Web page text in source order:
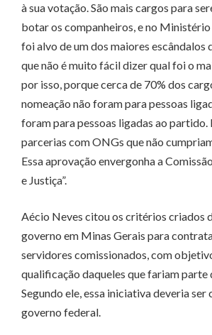
à sua votação. São mais cargos para
botar os companheiros, e no
foi alvo de um dos maiores escândalos
que não é muito fácil dizer qual foi o
por isso, porque cerca de 70% dos
nomeação não foram para pessoas
foram para pessoas ligadas ao partido.
parcerias com ONGs que não
Essa aprovação envergonha a
e Justiça”.
Aécio Neves citou os critérios criados
governo em Minas Gerais para
servidores comissionados, com
qualificação daqueles que fariam parte
Segundo ele, essa iniciativa deveria ser
governo federal.